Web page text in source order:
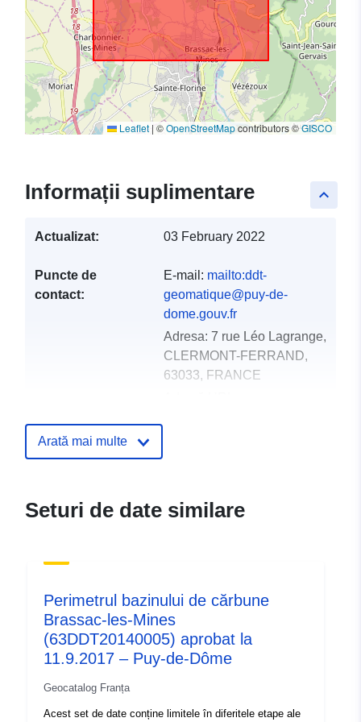
Leaflet | ©OpenStreetMapcontributors ©GISCO
keyboard_arrow_up
Informații suplimentare
Actualizat: 03 February 2022
Puncte de
contact:
E-mail: mailto:ddt-
geomatique@puy-de-
dome.gouv.fr
Adresa: 7 rue Léo Lagrange,
CLERMONT-FERRAND,
63033, FRANCE
Informații actualizate la data
45.41120529 ], [
3.28125095, 45.46346664 ],
[ 3.35551, 45.46346664 ], [
3.35551, 45.41120529 ], [
Arată mai multe
Seturi de date similare
Perimetrul bazinului de cărbune
Brassac-les-Mines
(63DDT20140005) aprobat la
11.9.2017 – Puy-de-Dôme
Geocatalog Franța
Acest set de date conține limitele în diferitele etape ale